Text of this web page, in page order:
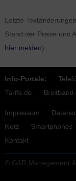
Letzte
Stand der Preise und
hier melden).
Info-Portale:
Tarife.de
Impressum
Netz
Smartphones
Kontakt
© G&R Management